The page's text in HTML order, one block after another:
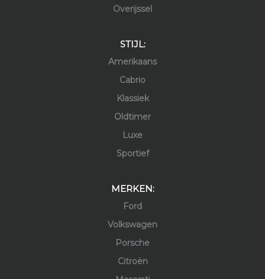
Overijssel
STIJL:
Amerikaans
Cabrio
Klassiek
Oldtimer
Luxe
Sportief
MERKEN:
Ford
Volkswagen
Porsche
Citroën